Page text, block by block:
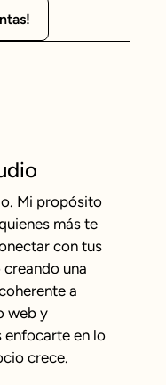
Mi propósito
más te
con tus
una
a
web y
enfocarte en lo
crece.